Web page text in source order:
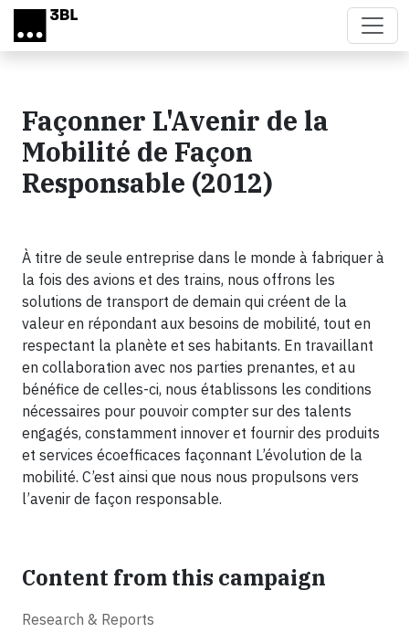
Skip to main content
Façonner L'Avenir de la
Mobilité de Façon
Responsable (2012)
À titre de seule entreprise dans le monde à fabriquer à
la fois des avions et des trains, nous offrons les
solutions de transport de demain qui créent de la
valeur en répondant aux besoins de mobilité, tout en
respectant la planète et ses habitants. En travaillant
en collaboration avec nos parties prenantes, et au
bénéfice de celles-ci, nous établissons les conditions
nécessaires pour pouvoir compter sur des talents
engagés, constamment innover et fournir des produits
et services écoefficaces façonnant L’évolution de la
mobilité. C’est ainsi que nous nous propulsons vers
l’avenir de façon responsable.
Content from this campaign
Research & Reports